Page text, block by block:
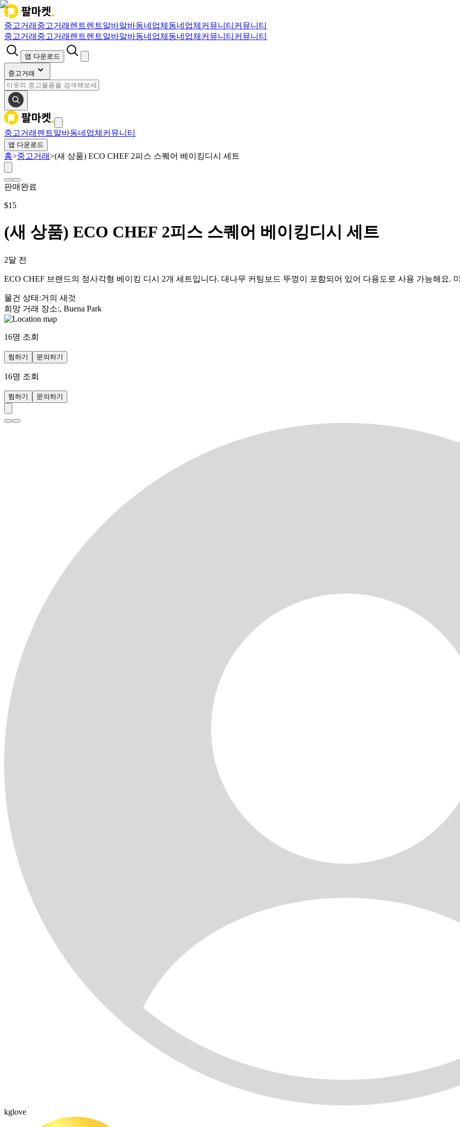
중고거래 중고거래 렌트렌트알바알바동네업체 동네업체 커뮤니티 커뮤니티
중고거래 중고거래 렌트렌트알바알바동네업체 동네업체 커뮤니티 커뮤니티
앱 다운로드
중고거래
중고거래 렌트알바동네업체 커뮤니티
앱 다운로드
홈>중고거래>(새 상품) ECO CHEF 2피스 스퀘어 베이킹디시 세트
판매완료
$15
(새 상품) ECO CHEF 2피스 스퀘어 베이킹디시 세트
2달 전
ECO CHEF 브랜드의 정사각형 베이킹 디시 2개 세트입니다. 대나무 커팅보드 뚜껑이 포함되어 있어 다용도로 사용 가능해요.
물건 상태 :거의 새것
희망 거래 장소:, Buena Park
16명 조회
찜하기 문의하기
16명 조회
찜하기 문의하기
kglove